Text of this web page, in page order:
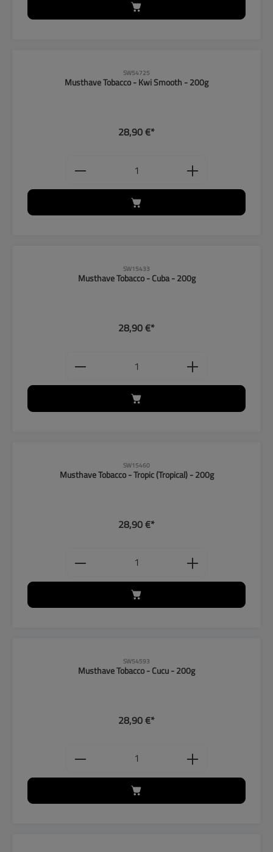
SW54725
Musthave Tobacco - Kwi Smooth - 200g
28,90 €*
Produkt Anzahl: Gib den
SW15433
Musthave Tobacco - Cuba - 200g
28,90 €*
Produkt Anzahl: Gib den
SW15460
Musthave Tobacco - Tropic (Tropical) - 200g
28,90 €*
Produkt Anzahl: Gib den
SW54593
Musthave Tobacco - Cucu - 200g
28,90 €*
Produkt Anzahl: Gib den